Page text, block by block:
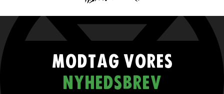
MODTAG VORES
NYHEDSBREV